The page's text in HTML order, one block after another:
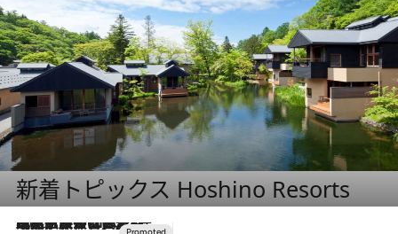
新着トピックス Hoshino Resorts
2026.7.31
【ホテル帰省】という選択肢をOMOが提案。家族とほどよい距離を保つには「昼は実家、夜は気兼ねなくホテルで！」